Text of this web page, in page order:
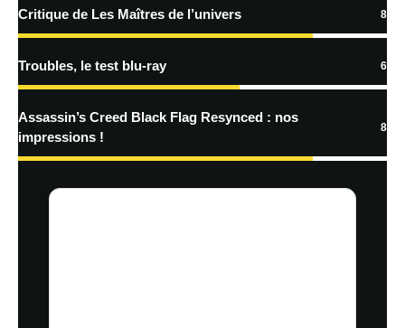
Critique de Les Maîtres de l’univers 8
Troubles, le test blu-ray 6
Assassin’s Creed Black Flag Resynced : nos
impressions !
8